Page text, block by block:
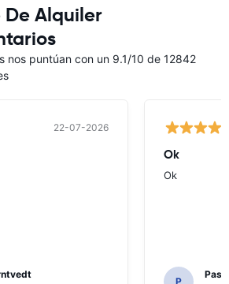
De Alquiler
nos puntúan con un 9.1/10 de 12842
22-07-2026
Ok
Ok
P